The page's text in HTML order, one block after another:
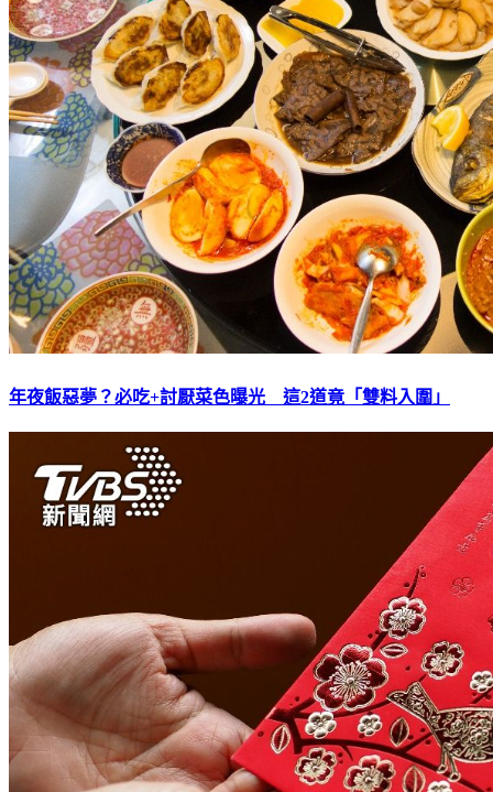
年夜飯惡夢？必吃+討厭菜色曝光 這2道竟「雙料入圍」